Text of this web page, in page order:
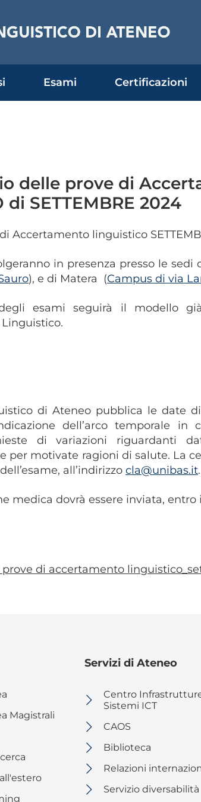
Esami Certificazioni
delle prove di
di SETTEMBRE 2024
Accertamento linguistico
in presenza presso le sedi
), e di Matera (Campus di via
esami seguirà il modello
di Ateneo pubblica le date
dell’arco temporale
di variazioni riguardanti
per motivate ragioni di salute. La
all’indirizzo cla@unibas.it.
medica dovrà essere inviata, entro
di accertamento
Magistrali
Servizi di Ateneo
Centro
Sistemi ICT
CAOS
Biblioteca
Relazioni
Servizio diversabilità